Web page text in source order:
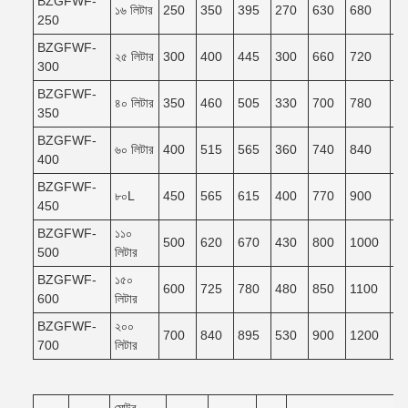
250
১৬ লিটার 250 350 395 270 630 680
BZGFWF-
300
২৫ লিটার 300 400 445 300 660 720
BZGFWF-
350
৪০ লিটার 350 460 505 330 700 780
BZGFWF-
400
৬০ লিটার 400 515 565 360 740 840
BZGFWF-
450
৮০L 450 565 615 400 770 900
BZGFWF-
500
১১০
লিটার
500 620 670 430 800 1000
BZGFWF-
600
১৫০
লিটার
600 725 780 480 850 1100
BZGFWF-
700
২০০
লিটার
700 840 895 530 900 1200